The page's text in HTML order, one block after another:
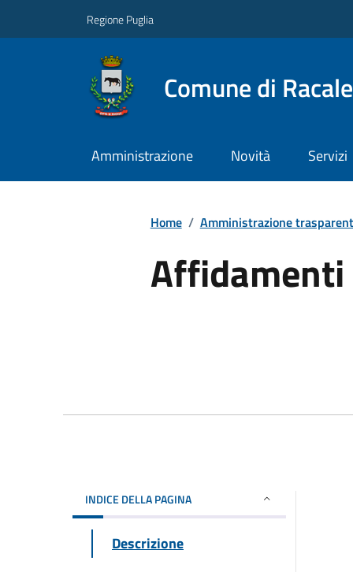
Regione Puglia
Comune di Racale
Amministrazione Novità Servizi
Home / Amministrazione
Affidamenti
INDICE DELLA PAGINA
Descrizione